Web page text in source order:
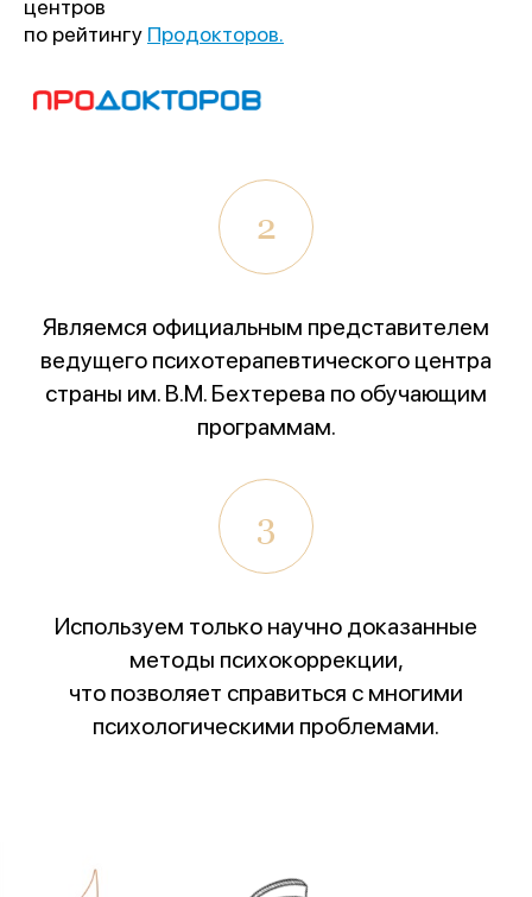
центров
по рейтингу Продокторов.
2
Являемся официальным представителем
ведущего психотерапевтического центра
страны им. В.М. Бехтерева по обучающим
программам.
3
Используем только научно доказанные
методы психокоррекции,
что позволяет справиться с многими
психологическими проблемами.